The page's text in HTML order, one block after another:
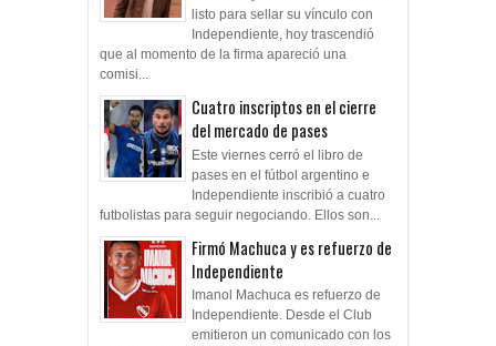
listo para sellar su vínculo con
Independiente, hoy trascendió
que al momento de la firma apareció una
comisi...
Cuatro inscriptos en el cierre
del mercado de pases
Este viernes cerró el libro de
pases en el fútbol argentino e
Independiente inscribió a cuatro
futbolistas para seguir negociando. Ellos son...
Firmó Machuca y es refuerzo de
Independiente
Imanol Machuca es refuerzo de
Independiente. Desde el Club
emitieron un comunicado con los